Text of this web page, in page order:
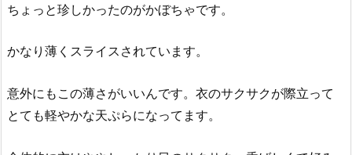
ちょっと珍しかったのがかぼちゃです。
かなり薄くスライスされています。
意外にもこの薄さがいいんです。衣のサクサクが際立って
とても軽やかな天ぷらになってます。